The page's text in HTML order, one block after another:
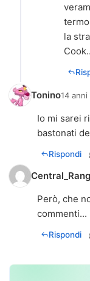
la
Tonino14 anni
Io mi sarei
bastonati
Rispondi
Però, che
commenti...
Rispondi